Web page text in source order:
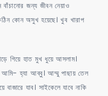
জন্য জীবন নেয়াও
কোন অসুখ হয়েছে। খুব খারাপ
গিয়ে হাত মুখ ধুয়ে আসলাম।
আমি- হ্যা আব্বু। আম্মু পাছায় তেল
যাব। সাইকেলে যাবে নাকি